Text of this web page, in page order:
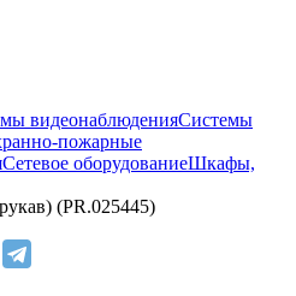
видеонаблюденияСистемы
пожарные
Сетевое оборудованиеШкафы,
(PR.025445)